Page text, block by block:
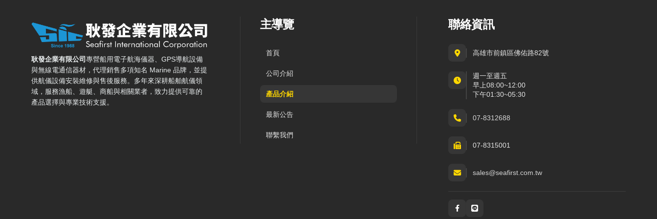
耿發企業有限公司 — 網站概要、主導覽與聯絡方式
耿發企業有限公司專營船用電子航海儀器、GPS導航設備
與無線電通信器材，代理銷售多項知名 Marine 品牌，並提
供航儀設備安裝維修與售後服務。多年來深耕船舶航儀領
域，服務漁船、遊艇、商船與相關業者，致力提供可靠的
產品選擇與專業技術支援。
主導覽
首頁
公司介紹
產品介紹
最新公告
聯繫我們
聯絡資訊
高雄市前鎮區佛佑路82號
週一至週五
早上08:00~12:00
下午01:30~05:30
07-8312688
07-8315001
sales@seafirst.com.tw
社群與通訊